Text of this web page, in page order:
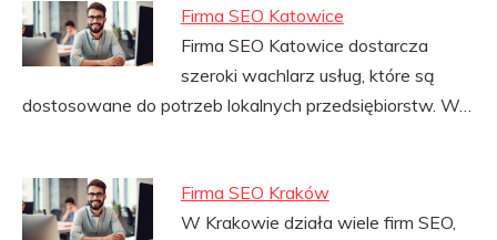
Firma SEO Katowice
Firma SEO Katowice dostarcza
szeroki wachlarz usług, które są
dostosowane do potrzeb lokalnych przedsiębiorstw. W…
Firma SEO Kraków
W Krakowie działa wiele firm SEO,